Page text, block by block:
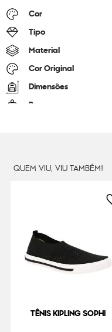
Cor
Tipo
Material
Cor Original
Dimensões
Peso
QUEM VIU, VIU TAMBÉM!
TÊNIS KIPLING SOPHI